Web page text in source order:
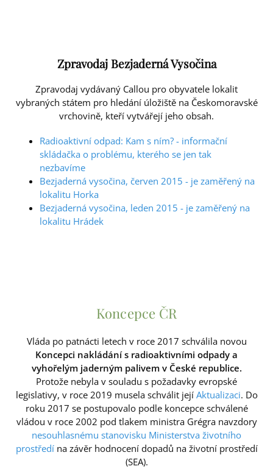
Zpravodaj Bezjaderná Vysočina
Zpravodaj vydávaný Callou pro obyvatele lokalit
vybraných státem pro hledání úložiště na Českomoravské
vrchovině, kteří vytvářejí jeho obsah.
Radioaktivní odpad: Kam s ním? - informační
skládačka o problému, kterého se jen tak
nezbavíme
Bezjaderná vysočina, červen 2015 - je zaměřený na
lokalitu Horka
Bezjaderná vysočina, leden 2015 - je zaměřený na
lokalitu Hrádek
Koncepce ČR
Vláda po patnácti letech v roce 2017 schválila novou
Koncepci nakládání s radioaktivními odpady a
vyhořelým jaderným palivem v České republice.
Protože nebyla v souladu s požadavky evropské
legislativy, v roce 2019 musela schválit její Aktualizaci. Do
roku 2017 se postupovalo podle koncepce schválené
vládou v roce 2002 pod tlakem ministra Grégra navzdory
nesouhlasnému stanovisku Ministerstva životního
prostředína závěr hodnocení dopadů na životní prostředí
(SEA).